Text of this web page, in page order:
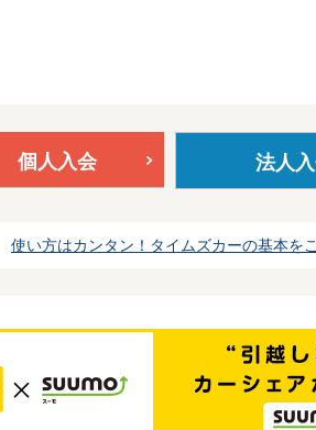
個人入会 法人
使い方はカンタン！タイムズカーの基本を